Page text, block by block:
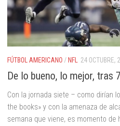
FÚTBOL AMERICANO / NFL 24 OCTUBRE,
De lo bueno, lo mejor, tras
Con la jornada siete – como dirían
the books» y con la amenaza de
semana que viene, es momento de